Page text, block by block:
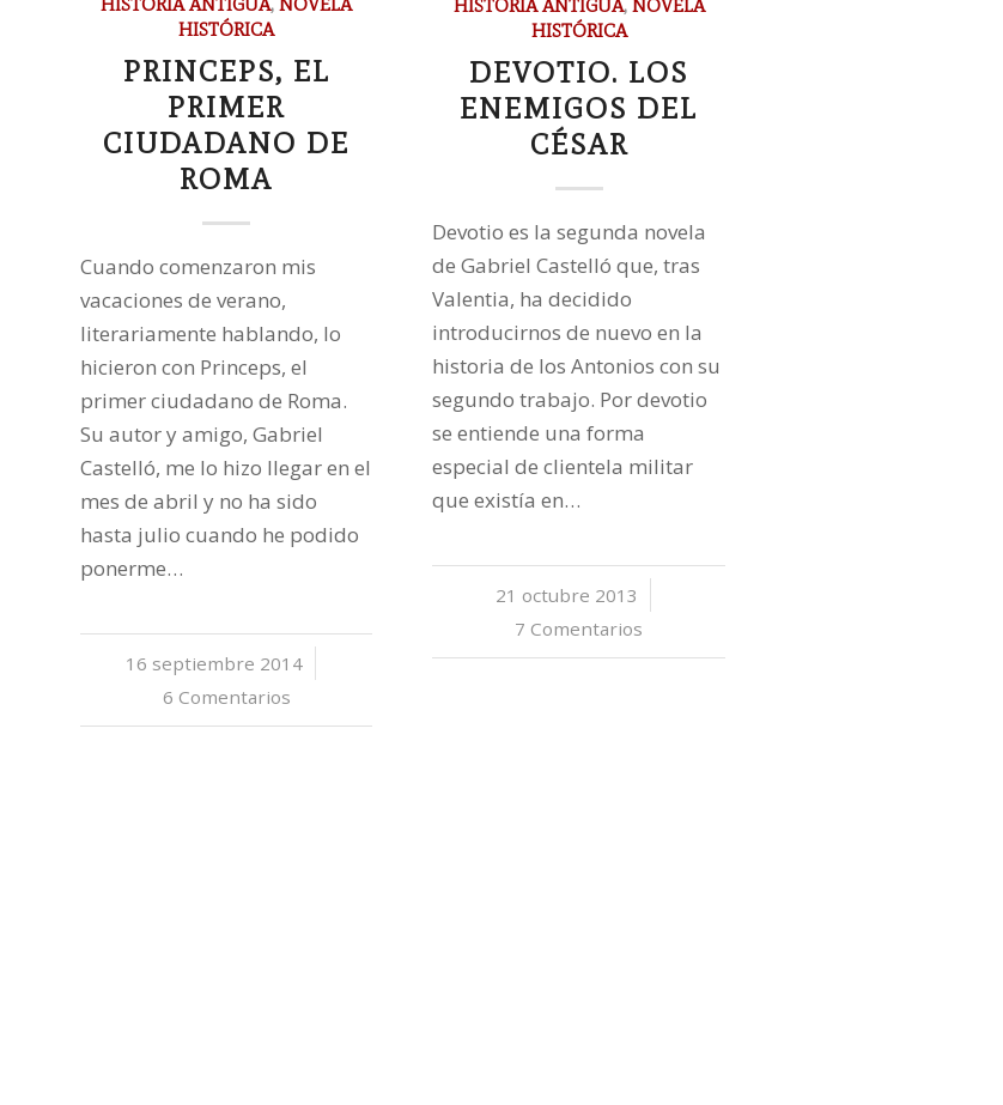
HISTÓRICA
PRINCEPS, EL
PRIMER
CIUDADANO DE
ROMA
Cuando comenzaron mis
vacaciones de verano,
literariamente hablando, lo
hicieron con Princeps, el
primer ciudadano de Roma.
Su autor y amigo, Gabriel
Castelló, me lo hizo llegar en el
mes de abril y no ha sido
hasta julio cuando he podido
ponerme…
16 septiembre 2014
/
6 Comentarios
HISTORIA ANTIGUA, NOVELA
HISTÓRICA
DEVOTIO. LOS
ENEMIGOS DEL
CÉSAR
Devotio es la segunda novela
de Gabriel Castelló que, tras
Valentia, ha decidido
introducirnos de nuevo en la
historia de los Antonios con su
segundo trabajo. Por devotio
se entiende una forma
especial de clientela militar
que existía en…
21 octubre 2013
/
7 Comentarios